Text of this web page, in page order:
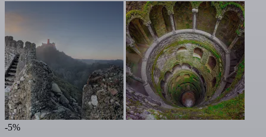
-5%